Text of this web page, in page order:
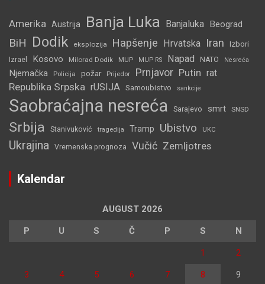
Amerika Austrija Banja Luka Banjaluka Beograd
BiH Dodik eksplozija Hapšenje Hrvatska Iran Izbori
Izrael Kosovo Milorad Dodik MUP MUP RS Napad NATO Nesreća
Njemačka Policija požar Prijedor Prnjavor Putin rat
Republika Srpska rUSIJA Samoubistvo sankcije
Saobraćajna nesreća Sarajevo smrt SNSD
Srbija Stanivuković tragedija Tramp Ubistvo UKC
Ukrajina Vremenska prognoza Vučić Zemljotres
Kalendar
AUGUST 2026
P U S Č P S N
1 2
3 4 5 6 7 8 9